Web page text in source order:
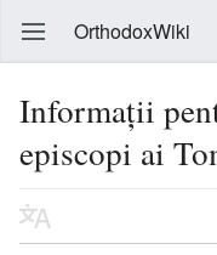
OrthodoxWiki
Informații
episcopi ai